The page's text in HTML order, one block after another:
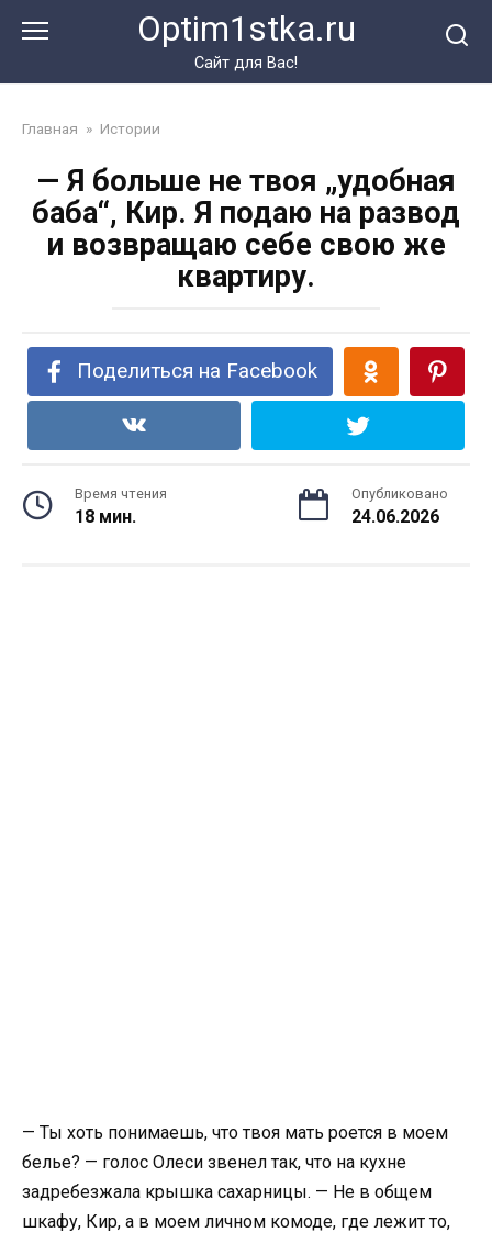
Optim1stka.ru
Сайт для Вас!
Главная » Истории
— Я больше не твоя „удобная
баба“, Кир. Я подаю на развод
и возвращаю себе свою же
квартиру.
Поделиться на Facebook
Время чтения
18 мин.
Опубликовано
24.06.2026
— Ты хоть понимаешь, что твоя мать роется в моем
белье? — голос Олеси звенел так, что на кухне
задребезжала крышка сахарницы. — Не в общем
шкафу, Кир, а в моем личном комоде, где лежит то,